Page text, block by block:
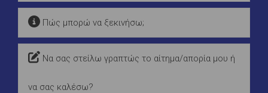
Πώς μπορώ να ξεκινήσω;
Να σας στείλω γραπτώς το αίτημα/απορία μου ή
να σας καλέσω?